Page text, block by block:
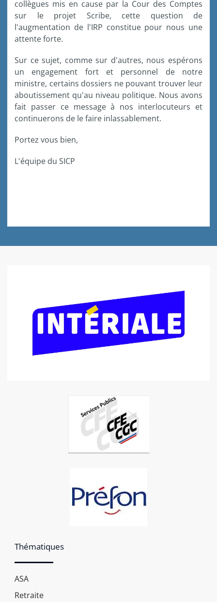
collègues mis en cause par la Cour des Comptes
sur le projet Scribe, cette question de
l'augmentation de l'IRP constitue pour nous une
attente forte.
Sur ce sujet, comme sur d'autres, nous espérons
un engagement fort et personnel de notre
ministre, certains dossiers ne pouvant trouver leur
aboutissement qu'au niveau politique. Nous avons
fait passer ce message à nos interlocuteurs et
continuerons de le faire inlassablement.
Portez vous bien,
L'équipe du SICP
Thématiques
ASA
Retraite